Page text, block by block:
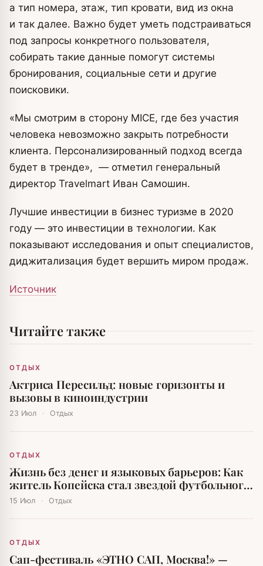
а тип номера, этаж, тип кровати, вид из окна
и так далее. Важно будет уметь подстраиваться
под запросы конкретного пользователя,
собирать такие данные помогут системы
бронирования, социальные сети и другие
поисковики.
«Мы смотрим в сторону MICE, где без участия
человека невозможно закрыть потребности
клиента. Персонализированный подход всегда
будет в тренде», — отметил генеральный
директор Travelmart Иван Самошин.
Лучшие инвестиции в бизнес туризме в 2020
году — это инвестиции в технологии. Как
показывают исследования и опыт специалистов,
диджитализация будет вершить миром продаж.
Источник
Читайте также
ОТДЫХ
Актриса Пересильд: новые горизонты и
вызовы в киноиндустрии
23 Июл · Отдых
ОТДЫХ
Жизнь без денег и языковых барьеров: Как
житель Копейска стал звездой футбольного
мира
15 Июл · Отдых
ОТДЫХ
Сап-фестиваль «ЭТНО САП, Москва!» —